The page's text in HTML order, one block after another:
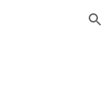
Skip to navigation